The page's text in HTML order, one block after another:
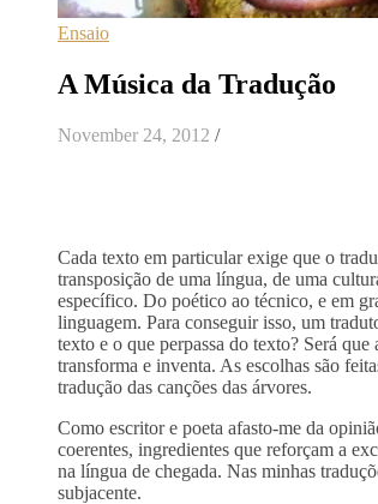
Ensaio
A Música da Tradução
November 24, 2012 /
Cada texto em particular exige que o
transposição de uma língua, de uma
específico. Do poético ao técnico, e em
linguagem. Para conseguir isso, um
texto e o que perpassa do texto? Será
transforma e inventa. As escolhas são
tradução das canções das árvores.
Como escritor e poeta afasto-me da
coerentes, ingredientes que reforçam a
na língua de chegada. Nas minhas
subjacente.